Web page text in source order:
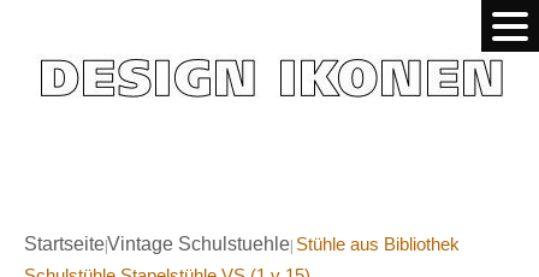
StartseiteVintage Schulstuehle Stühle aus Bibliothek